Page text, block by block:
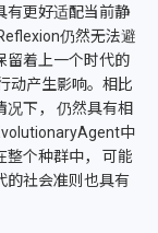
有更好适配当前静
仍然无法避
留着上一个时代的
动产生影响。相比
况下， 仍然具有相
中
整个种群中， 可能
的社会准则也具有